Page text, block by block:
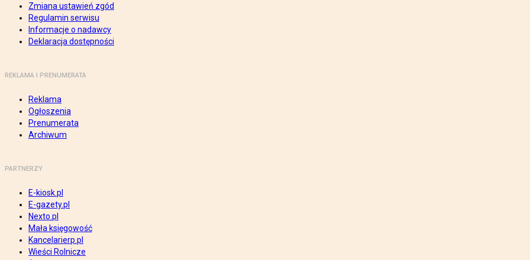
Zmiana ustawień zgód
Regulamin serwisu
Informacje o nadawcy
Deklaracja dostępności
REKLAMA I PRENUMERATA
Reklama
Ogłoszenia
Prenumerata
Archiwum
PARTNERZY
E-kiosk.pl
E-gazety.pl
Nexto.pl
Mała księgowość
Kancelarierp.pl
Wieści Rolnicze